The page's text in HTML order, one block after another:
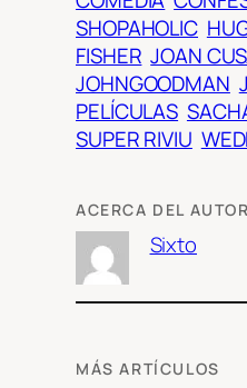
SHOPAHOLIC
FISHER JOAN
JOHNGOODMAN
PELÍCULAS
SUPER RIVIU
ACERCA DEL AUTOR
Sixto
MÁS ARTÍCULOS